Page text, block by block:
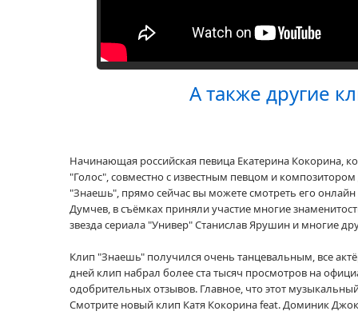
А также другие
Начинающая российская певица Екатерина Кокорина,
"Голос", совместно с известным певцом и
"Знаешь", прямо сейчас вы можете смотреть его
Думчев, в съёмках приняли участие многие
звезда сериала "Универ" Станислав Ярушин и многие
Клип "Знаешь" получился очень танцевальным, все
дней клип набрал более ста тысяч просмотров на
одобрительных отзывов. Главное, что этот
Смотрите новый клип Катя Кокорина feat. Доминик